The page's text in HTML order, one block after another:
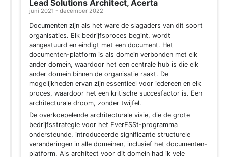
Lead Solutions Architect, Acerta
juni 2021 - december 2022
Documenten zijn als het ware de slagaders van dit soort
organisaties. Elk bedrijfsproces begint, wordt
aangestuurd en eindigt met een document. Het
documenten-platform is als domein verbonden met elk
ander domein, waardoor het een centrale hub is die elk
ander domein binnen de organisatie raakt. De
mogelijkheden ervan zijn essentieel voor iedereen en elk
proces, waardoor het een kritische succesfactor is. Een
architecturale droom, zonder twijfel.
De overkoepelende architecturale visie, die de grote
bedrijfsstrategie voor het EverESSt-programma
ondersteunde, introduceerde significante structurele
veranderingen in alle domeinen, inclusief het documenten-
platform. Als architect voor dit domein had ik vele